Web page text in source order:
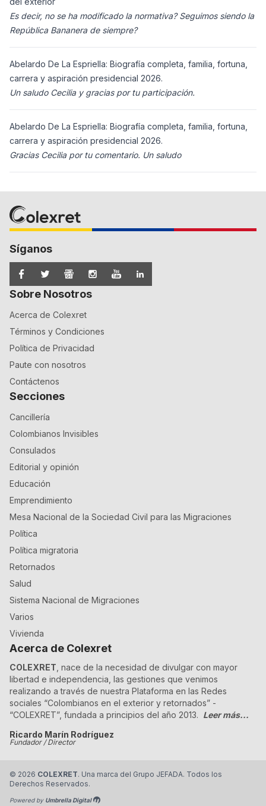
Es decir, no se ha modificado la normativa? Seguimos siendo la
República Bananera de siempre?
Abelardo De La Espriella: Biografía completa, familia, fortuna,
carrera y aspiración presidencial 2026.
Un saludo Cecilia y gracias por tu participación.
Abelardo De La Espriella: Biografía completa, familia, fortuna,
carrera y aspiración presidencial 2026.
Gracias Cecilia por tu comentario. Un saludo
Síganos
Sobre Nosotros
Acerca de Colexret
Términos y Condiciones
Política de Privacidad
Paute con nosotros
Contáctenos
Secciones
Cancillería
Colombianos Invisibles
Consulados
Editorial y opinión
Educación
Emprendimiento
Mesa Nacional de la Sociedad Civil para las Migraciones
Política
Política migratoria
Retornados
Salud
Sistema Nacional de Migraciones
Varios
Vivienda
Acerca de Colexret
COLEXRET , nace de la necesidad de divulgar con mayor
libertad e independencia, las gestiones que venimos
realizando a través de nuestra Plataforma en las Redes
sociales “Colombianos en el exterior y retornados” -
“COLEXRET”, fundada a principios del año 2013. Leer más...
Ricardo Marín Rodríguez
Fundador / Director
© 2026 COLEXRET. Una marca del Grupo JEFADA. Todos los
Derechos Reservados.
Powered by Umbrella Digital 